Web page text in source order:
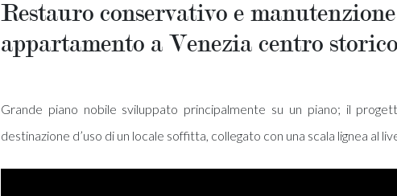
Restauro conservativo e
appartamento a Venezia centro storico
Grande piano nobile sviluppato principalmente su un piano; il
destinazione d’uso di un locale soffitta, collegato con una scala lignea al